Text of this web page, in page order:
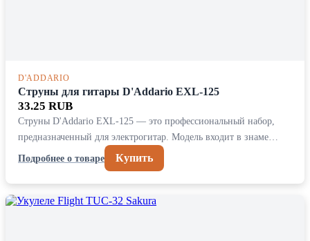
D'ADDARIO
Струны для гитары D'Addario EXL-125
33.25 RUB
Струны D'Addario EXL-125 — это профессиональный набор,
предназначенный для электрогитар. Модель входит в знаме…
Подробнее о товаре
Купить